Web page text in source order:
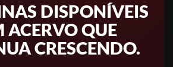
DISPONÍVEIS
ACERVO QUE
CRESCENDO.